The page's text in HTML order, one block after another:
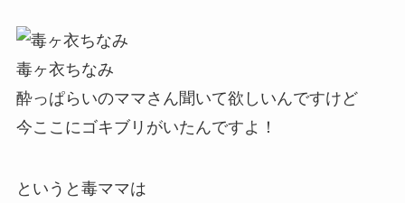
毒ヶ衣ちなみ
酔っぱらいのママさん聞いて欲しいんですけど
今ここにゴキブリがいたんですよ！
というと毒ママは